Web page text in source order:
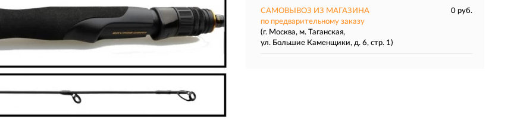
САМОВЫВОЗ ИЗ МАГАЗИНА
0 руб.
по предварительному заказу
(г. Москва, м. Таганская,
ул. Большие Каменщики, д. 6, стр. 1)